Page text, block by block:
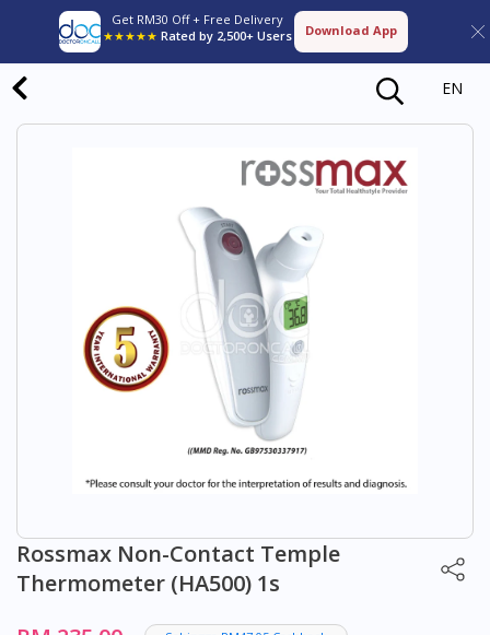
Get RM30 Off + Free Delivery
★★★★★ Rated by 2,500+ Users Download App
EN
Rossmax Non-Contact Temple
Thermometer (HA500) 1s